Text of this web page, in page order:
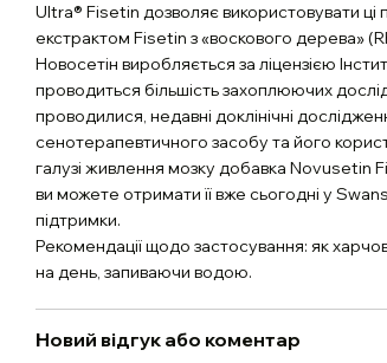
Ultra® Fisetin дозволяє використовувати
екстрактом Fisetin з «воскового дерева»
Новосетін виробляється за ліцензією
проводиться більшість захоплюючих
проводилися, недавні доклінічні
сенотерапевтичного засобу та його
галузі живлення мозку добавка Novusetin
ви можете отримати її вже сьогодні у
підтримки.
Рекомендації щодо застосування: як
на день, запиваючи водою.
Новий відгук або коментар